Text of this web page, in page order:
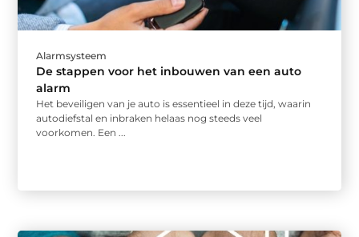
Alarmsysteem
De stappen voor het inbouwen van een auto
alarm
Het beveiligen van je auto is essentieel in deze tijd, waarin
autodiefstal en inbraken helaas nog steeds veel
voorkomen. Een ...